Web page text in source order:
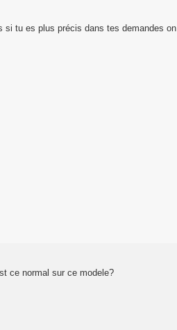
si tu es plus précis dans tes demandes on
ce normal sur ce modele?